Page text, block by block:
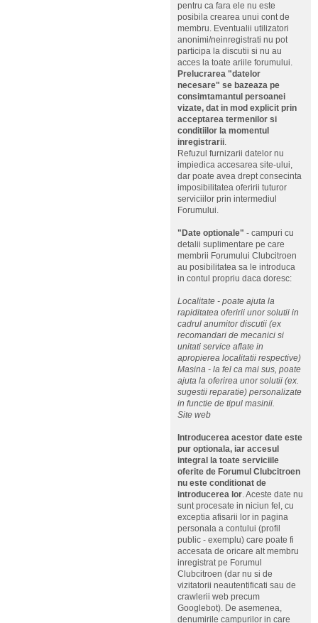
pentru ca fara ele nu este
posibila crearea unui cont de
membru. Eventualii utilizatori
anonimi/neinregistrati nu pot
participa la discutii si nu au
acces la toate ariile forumului.
Prelucrarea "datelor
necesare" se bazeaza pe
consimtamantul persoanei
vizate, dat in mod explicit prin
acceptarea termenilor si
conditiilor la momentul
inregistrarii.
Refuzul furnizarii datelor nu
impiedica accesarea site-ului,
dar poate avea drept consecinta
imposibilitatea oferirii tuturor
serviciilor prin intermediul
Forumului.
"Date optionale" - campuri cu
detalii suplimentare pe care
membrii Forumului Clubcitroen
au posibilitatea sa le introduca
in contul propriu daca doresc:
Localitate - poate ajuta la
rapiditatea oferirii unor solutii in
cadrul anumitor discutii (ex
recomandari de mecanici si
unitati service aflate in
apropierea localitatii respective)
Masina - la fel ca mai sus, poate
ajuta la oferirea unor solutii (ex.
sugestii reparatie) personalizate
in functie de tipul masinii.
Site web
Introducerea acestor date este
pur optionala, iar accesul
integral la toate serviciile
oferite de Forumul Clubcitroen
nu este conditionat de
introducerea lor. Aceste date nu
sunt procesate in niciun fel, cu
exceptia afisarii lor in pagina
personala a contului (profil
public - exemplu) care poate fi
accesata de oricare alt membru
inregistrat pe Forumul
Clubcitroen (dar nu si de
vizitatorii neautentificati sau de
crawlerii web precum
Googlebot). De asemenea,
denumirile campurilor in care